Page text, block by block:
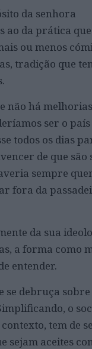
da senhora
ao da prática que
ou menos
tradição que
não há
ser o
todos os dias
de que são
sempre
fora da
da sua
a forma como
entender.
se debruça sobre
o
tem de se
sejam aceites